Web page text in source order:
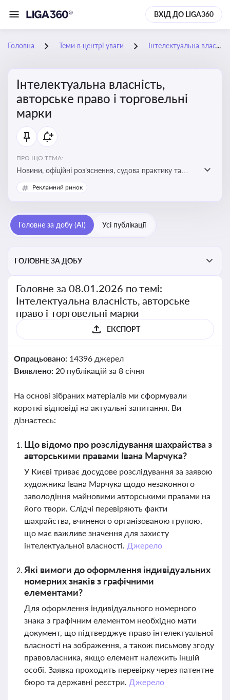
ВХІД ДО LIGA360
Головна Теми в центрі уваги Інтелектуальна власність, авторське право і торговельні марки
Інтелектуальна власність,
авторське право і торговельні
марки
ПРО ЩО ТЕМА:
Новини, офіційні роз’яснення, судова практику та
експертні матеріали, що стосуються авторського
права, реєстрації та захисту торговельних марок,
власності, а також змін у законодавстві у цій сфері
Рекламний ринок
Головне за добу (AI) Усі публікації
ГОЛОВНЕ ЗА ДОБУ
Головне за 08.01.2026 по темі:
Інтелектуальна власність, авторське
право і торговельні марки
ЕКСПОРТ
Опрацьовано: 14396 джерел
Виявлено: 20 публікацій за 8 січня
На основі зібраних матеріалів ми сформували
короткі відповіді на актуальні запитання. Ви
дізнаєтесь:
Що відомо про розслідування шахрайства з
авторськими правами Івана Марчука?
У Києві триває досудове розслідування за заявою
художника Івана Марчука щодо незаконного
заволодіння майновими авторськими правами на
його твори. Слідчі перевіряють факти
шахрайства, вчиненого організованою групою,
що має важливе значення для захисту
інтелектуальної власності. Джерело
Які вимоги до оформлення індивідуальних
номерних знаків з графічними
елементами?
Для оформлення індивідуального номерного
знака з графічним елементом необхідно мати
документ, що підтверджує право інтелектуальної
власності на зображення, а також письмову згоду
правовласника, якщо елемент належить іншій
особі. Заявка проходить перевірку через патентне
бюро та державні реєстри. Джерело